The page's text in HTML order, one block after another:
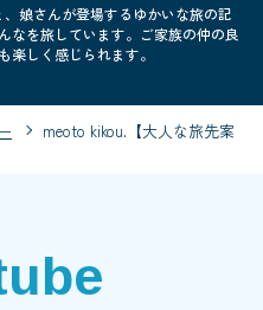
娘さんが登場するゆかいな旅の記
なを旅しています。ご家族の仲の良
楽しく感じられます。
meoto kikou.【大人な旅先案